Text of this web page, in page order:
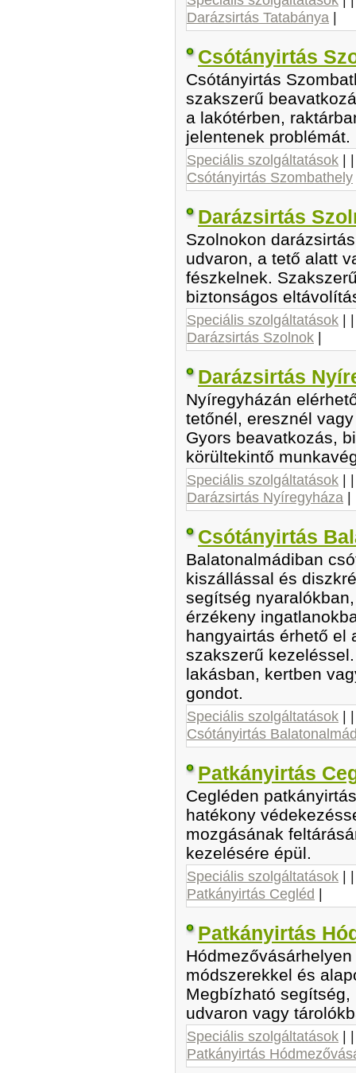
Darázsirtás Tatabánya |
Csótányirtás
Csótányirtás
szakszerű
a lakótérben,
jelentenek problémát.
Speciális szolgáltatások |
Csótányirtás Szombathely
Darázsirtás
Szolnokon
udvaron, a tető alatt
fészkelnek.
biztonságos
Speciális szolgáltatások |
Darázsirtás Szolnok |
Darázsirtás
Nyíregyházán
tetőnél, eresznél
Gyors beavatkozás,
körültekintő
Speciális szolgáltatások |
Darázsirtás Nyíregyháza |
Csótányirtás
Balatonalmádiban
kiszállással és
segítség
érzékeny
hangyairtás érhető el
szakszerű
lakásban, kertben
gondot.
Speciális szolgáltatások |
Csótányirtás
Patkányirtás
Cegléden
hatékony
mozgásának
kezelésére épül.
Speciális szolgáltatások |
Patkányirtás Cegléd |
Patkányirtás
módszerekkel és
Megbízható
udvaron vagy
Speciális szolgáltatások |
Patkányirtás